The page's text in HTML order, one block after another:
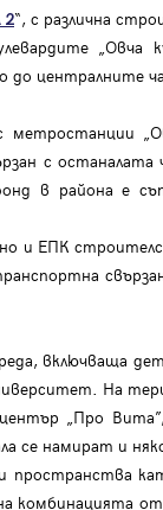
2“, с различна
„Овча
централните
с
в района е
и ЕПК
включваща
На
„Про
се намират и